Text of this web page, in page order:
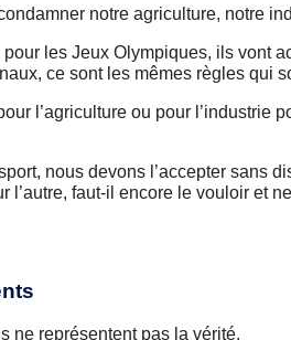
notre agriculture, notre
les Jeux Olympiques, ils vont
ce sont les mêmes règles qui
l’agriculture ou pour l’industrie
nous devons l’accepter sans
l’autre, faut-il encore le vouloir et
ne représentent pas la vérité.